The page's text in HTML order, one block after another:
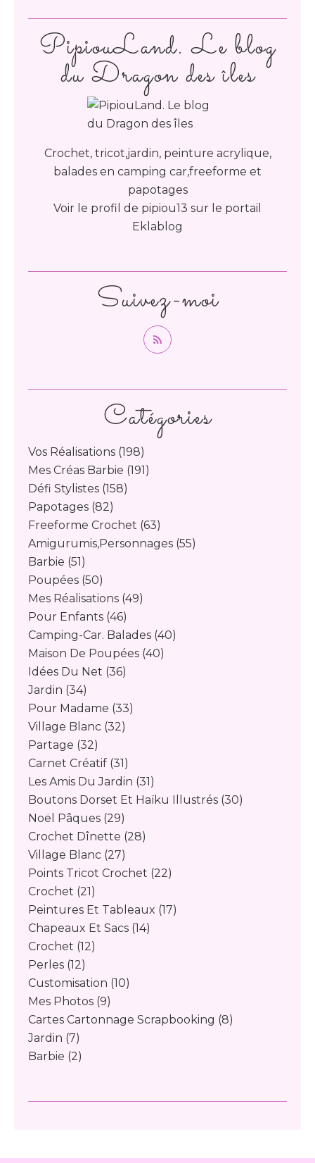
Catégories
Vos Réalisations (198)
Mes Créas Barbie (191)
Défi Stylistes (158)
Papotages (82)
Freeforme Crochet (63)
Amigurumis,personnages (55)
Barbie (51)
Poupées (50)
Mes Réalisations (49)
Pour Enfants (46)
Camping-Car. Balades (40)
Maison De Poupées (40)
Idées Du Net (36)
Jardin (34)
Pour Madame (33)
Village Blanc (32)
Partage (32)
Carnet Créatif (31)
Les Amis Du Jardin (31)
Boutons Dorset Et Haïku Illustrés (30)
Noël Pâques (29)
Crochet Dînette (28)
Village Blanc (27)
Points Tricot Crochet (22)
Crochet (21)
Peintures Et Tableaux (17)
Chapeaux Et Sacs (14)
Crochet (12)
Perles (12)
Customisation (10)
Mes Photos (9)
Cartes Cartonnage Scrapbooking (8)
Jardin (7)
Barbie (2)
PipiouLand. Le blog
du Dragon des îles
Crochet, tricot,jardin, peinture acrylique,
balades en camping car,freeforme et
papotages
Voir le profil de pipiou13 sur le portail
Eklablog
Suivez-moi